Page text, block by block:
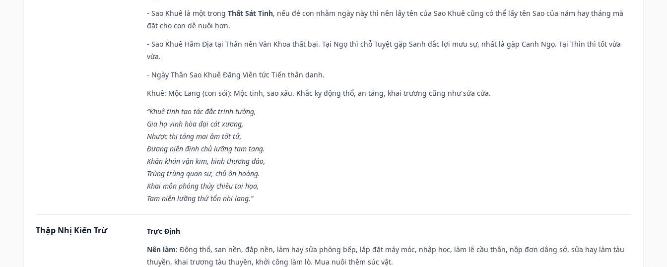
- Sao Khuê là một trong Thất Sát Tinh, nếu đẻ con nhằm ngày này thì nên lấy tên của Sao Khuê cũng có thể lấy tên Sao của năm hay tháng mà
đặt cho con dễ nuôi hơn.
- Sao Khuê Hãm Địa tại Thân nên Văn Khoa thất bại. Tại Ngọ thì chỗ Tuyệt gặp Sanh đắc lợi mưu sự, nhất là gặp Canh Ngọ. Tại Thìn thì tốt vừa
vừa.
- Ngày Thân Sao Khuê Đăng Viên tức Tiến thân danh.
Khuê: Mộc Lang (con sói): Mộc tinh, sao xấu. Khắc kỵ động thổ, an táng, khai trương cũng như sửa cửa.
“Khuê tinh tạo tác đắc trinh tường,
Gia hạ vinh hòa đại cát xương,
Nhược thị táng mai âm tốt tử,
Đương niên định chủ lưỡng tam tang.
Khán khán vận kim, hình thương đáo,
Trùng trùng quan sự, chủ ôn hoàng.
Khai môn phóng thủy chiêu tai họa,
Tam niên lưỡng thứ tổn nhi lang.”
Thập Nhị Kiến Trừ
Trực Định
Nên làm: Động thổ, san nền, đắp nền, làm hay sửa phòng bếp, lắp đặt máy móc, nhập học, làm lễ cầu thân, nộp đơn dâng sớ, sửa hay làm tàu
thuyền, khai trương tàu thuyền, khởi công làm lò. Mua nuôi thêm súc vật.